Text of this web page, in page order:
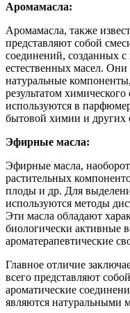
Аромамасла:
Аромамасла, также
представляют собой
соединений, созданных
естественных масел. Они
натуральные
результатом
используются в
бытовой химии и других
Эфирные масла:
Эфирные масла,
растительных
плоды и др. Для
используются методы
Эти масла обладают
биологически активные
ароматерапевтические
Главное отличие
всего представляют
ароматические
являются натуральными